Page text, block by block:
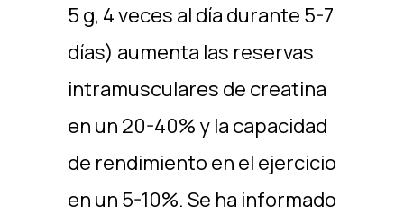
5 g, 4 veces al día durante 5-7
días) aumenta las reservas
intramusculares de creatina
en un 20-40% y la capacidad
de rendimiento en el ejercicio
en un 5-10%. Se ha informado